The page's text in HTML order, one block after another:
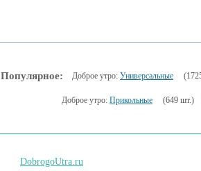
Популярное: Доброе утро: Универсальные
Доброе утро: Прикольные (649 шт.)
DobrogoUtra.ru